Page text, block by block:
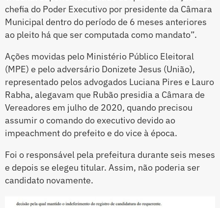
chefia do Poder Executivo por presidente da Câmara
Municipal dentro do período de 6 meses anteriores
ao pleito há que ser computada como mandato”.
Ações movidas pelo Ministério Público Eleitoral
(MPE) e pelo adversário Donizete Jesus (União),
representado pelos advogados Luciana Pires e Lauro
Rabha, alegavam que Rubão presidia a Câmara de
Vereadores em julho de 2020, quando precisou
assumir o comando do executivo devido ao
impeachment do prefeito e do vice à época.
Foi o responsável pela prefeitura durante seis meses
e depois se elegeu titular. Assim, não poderia ser
candidato novamente.